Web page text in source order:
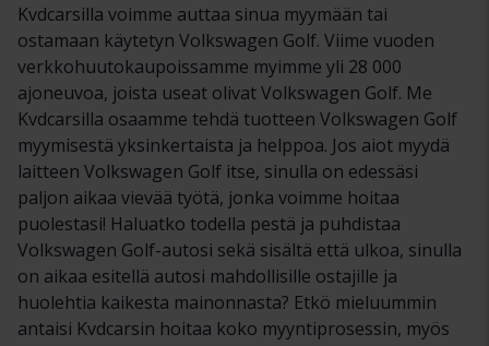
Kvdcarsilla voimme auttaa sinua myymään tai
ostamaan käytetyn Volkswagen Golf. Viime vuoden
verkkohuutokaupoissamme myimme yli 28 000
ajoneuvoa, joista useat olivat Volkswagen Golf. Me
Kvdcarsilla osaamme tehdä tuotteen Volkswagen Golf
myymisestä yksinkertaista ja helppoa. Jos aiot myydä
laitteen Volkswagen Golf itse, sinulla on edessäsi
paljon aikaa vievää työtä, jonka voimme hoitaa
puolestasi! Haluatko todella pestä ja puhdistaa
Volkswagen Golf-autosi sekä sisältä että ulkoa, sinulla
on aikaa esitellä autosi mahdollisille ostajille ja
huolehtia kaikesta mainonnasta? Etkö mieluummin
antaisi Kvdcarsin hoitaa koko myyntiprosessin, myös